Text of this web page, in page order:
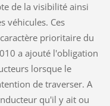
de la visibilité ainsi
véhicules. Ces
prioritaire du
a ajouté l'obligation
lorsque le
de traverser. A
qu'il y ait ou